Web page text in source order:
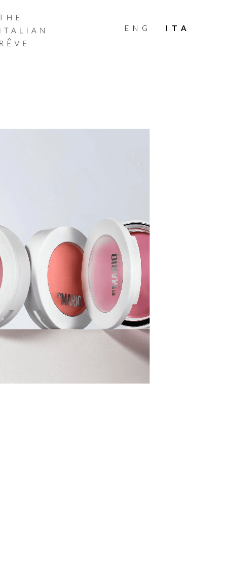
ENG ITA